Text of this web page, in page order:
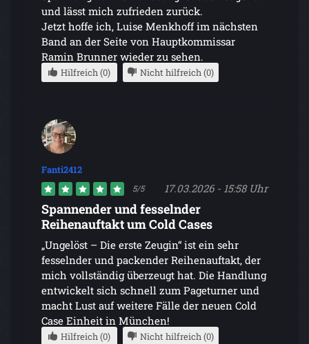
und lässt mich zufrieden zurück.
Jetzt hoffe ich, Luise Menkhoff im nächsten
Band an der Seite von Hauptkommissar
Ramin Brunner wieder zu sehen.
Hilfreich (0) Nicht hilfreich (0)
Fanti2412
5/5 17.03.2026 - 15:58 Uhr
Spannender und fesselnder
Reihenauftakt um Cold Cases
„Ungelöst – Die erste Zeugin“ ist ein sehr
fesselnder und packender Reihenauftakt, der
mich vollständig überzeugt hat. Die Handlung
entwickelt sich schnell zum Pageturner und
macht Lust auf weitere Fälle der neuen Cold
Case Einheit in München!
Hilfreich (0) Nicht hilfreich (0)